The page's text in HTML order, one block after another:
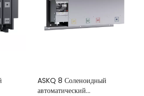
ASKQ 8 Соленоидный
автоматический